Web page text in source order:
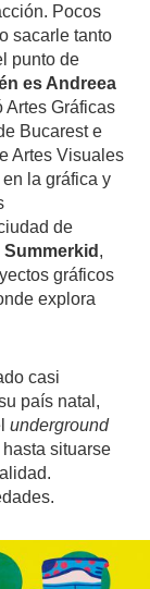
Pocos
sacarle tanto
punto de
es Andreea
Artes Gráficas
Bucarest e
Artes Visuales
la gráfica y
de
Summerkid ,
gráficos
explora
casi
país natal,
underground
situarse